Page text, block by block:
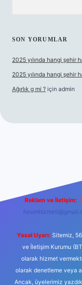
SON YORUMLAR
2025 yılında hangi şehir
2025 yılında hangi şehir
Ağırlık g mi ? için admin
Reklam ve İletişim:
Yasal Uyarı: Sitemiz,
ve İletişim Kurumu
olarak hizmet
olarak denetleme veya
Ancak, üyelerimiz